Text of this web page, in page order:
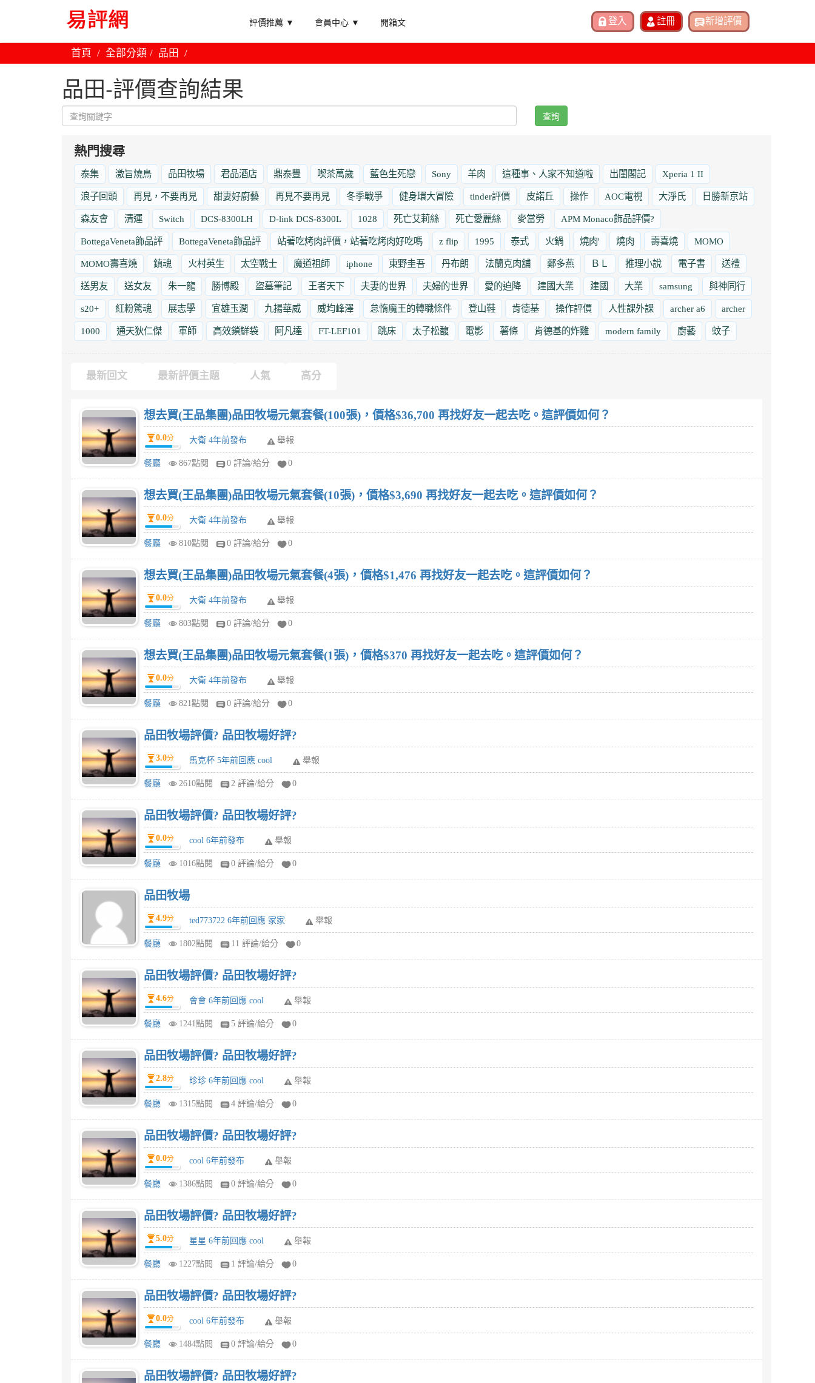
評價推薦 ▼ 會員中心 ▼ 開箱文
首頁 全部分類 品田
品田-評價查詢結果
查詢
熱門搜尋
泰集 激旨燒鳥 品田牧場 君品酒店 鼎泰豐 喫茶萬歲 藍色生死戀 Sony 羊肉 這種事、人家不知道啦 出閨閣記 Xperia 1 II
浪子回頭 再見，不要再見 甜妻好廚藝 再見不要再見 冬季戰爭 健身環大冒險 tinder評價 皮諾丘 操作 AOC電視 大淨氏 日勝新京站
森友會 清運 Switch DCS-8300LH D-link DCS-8300L 1028 死亡艾莉絲 死亡愛麗絲 麥當勞 APM Monaco飾品評價?
BottegaVeneta飾品評 BottegaVeneta飾品評 站著吃烤肉評價，站著吃烤肉好吃嗎 z flip 1995 泰式 火鍋 燒肉' 燒肉 壽喜燒 MOMO
MOMO壽喜燒 鎮魂 火村英生 太空戰士 魔道祖師 iphone 東野圭吾 丹布朗 法蘭克肉舖 鄭多燕 ＢＬ 推理小說 電子書 送禮
送男友 送女友 朱一龍 勝博殿 盜墓筆記 王者天下 夫妻的世界 夫婦的世界 愛的迫降 建國大業 建國 大業 samsung 與神同行
s20+ 紅粉驚魂 展志學 宜雄玉潤 九揚華威 威均峰澤 怠惰魔王的轉職條件 登山鞋 肯德基 操作評價 人性課外課 archer a6 archer
1000 通天狄仁傑 軍師 高效鎖鮮袋 阿凡達 FT-LEF101 跳床 太子松馥 電影 薯條 肯德基的炸雞 modern family 廚藝 蚊子
最新回文 最新評價主題 人氣 高分
想去買(王品集團)品田牧場元氣套餐(100張)，價格$36,700 再找好友一起去吃。這評價如何？
0.0分 大衛 4年前發布 舉報
餐廳 867點閱 0 評論/給分 0
想去買(王品集團)品田牧場元氣套餐(10張)，價格$3,690 再找好友一起去吃。這評價如何？
0.0分 大衛 4年前發布 舉報
餐廳 810點閱 0 評論/給分 0
想去買(王品集團)品田牧場元氣套餐(4張)，價格$1,476 再找好友一起去吃。這評價如何？
0.0分 大衛 4年前發布 舉報
餐廳 803點閱 0 評論/給分 0
想去買(王品集團)品田牧場元氣套餐(1張)，價格$370 再找好友一起去吃。這評價如何？
0.0分 大衛 4年前發布 舉報
餐廳 821點閱 0 評論/給分 0
品田牧場評價? 品田牧場好評?
3.0分 馬克杯 5年前回應 cool 舉報
餐廳 2610點閱 2 評論/給分 0
品田牧場評價? 品田牧場好評?
0.0分 cool 6年前發布 舉報
餐廳 1016點閱 0 評論/給分 0
品田牧場
4.9分 ted773722 6年前回應 家家 舉報
餐廳 1802點閱 11 評論/給分 0
品田牧場評價? 品田牧場好評?
4.6分 會會 6年前回應 cool 舉報
餐廳 1241點閱 5 評論/給分 0
品田牧場評價? 品田牧場好評?
2.8分 珍珍 6年前回應 cool 舉報
餐廳 1315點閱 4 評論/給分 0
品田牧場評價? 品田牧場好評?
0.0分 cool 6年前發布 舉報
餐廳 1386點閱 0 評論/給分 0
品田牧場評價? 品田牧場好評?
5.0分 星星 6年前回應 cool 舉報
餐廳 1227點閱 1 評論/給分 0
品田牧場評價? 品田牧場好評?
0.0分 cool 6年前發布 舉報
餐廳 1484點閱 0 評論/給分 0
品田牧場評價? 品田牧場好評?